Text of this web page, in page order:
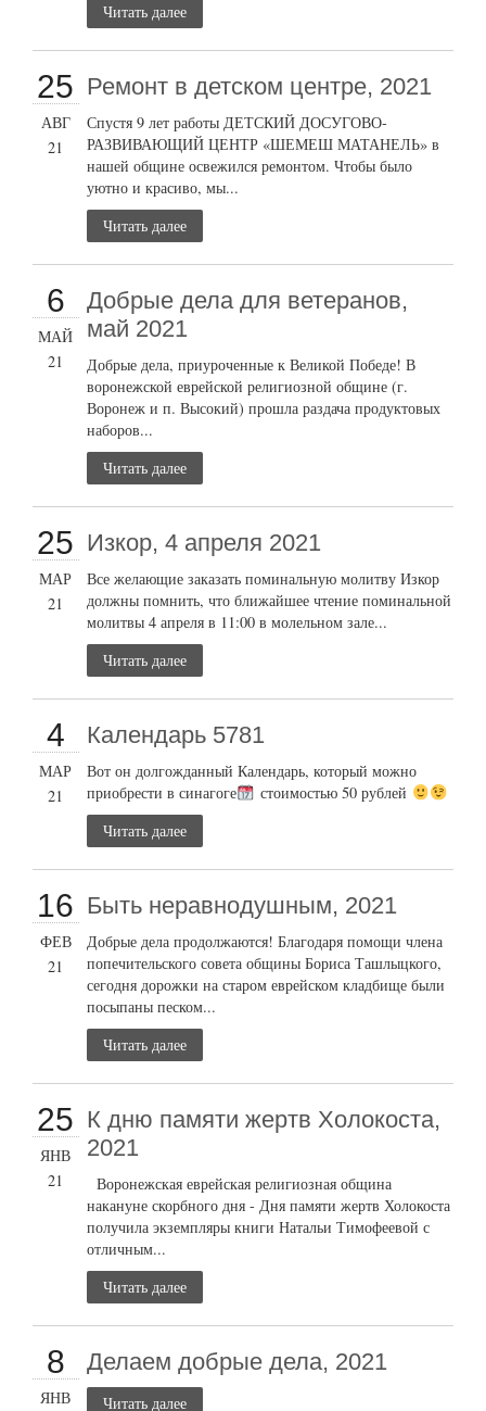
Читать далее
25
АВГ
21
Ремонт в детском центре, 2021
Спустя 9 лет работы ДЕТСКИЙ ДОСУГОВО-
РАЗВИВАЮЩИЙ ЦЕНТР «ШЕМЕШ МАТАНЕЛЬ» в
нашей общине освежился ремонтом. Чтобы было
уютно и красиво, мы...
Читать далее
6
МАЙ
21
Добрые дела для ветеранов,
май 2021
Добрые дела, приуроченные к Великой Победе! В
воронежской еврейской религиозной общине (г.
Воронеж и п. Высокий) прошла раздача продуктовых
наборов...
Читать далее
25
МАР
21
Изкор, 4 апреля 2021
Все желающие заказать поминальную молитву Изкор
должны помнить, что ближайшее чтение поминальной
молитвы 4 апреля в 11:00 в молельном зале...
Читать далее
4
МАР
21
Календарь 5781
Вот он долгожданный Календарь, который можно
приобрести в синагоге
стоимостью 50 рублей
Читать далее
16
ФЕВ
21
Быть неравнодушным, 2021
Добрые дела продолжаются! Благодаря помощи члена
попечительского совета общины Бориса Ташлыцкого,
сегодня дорожки на старом еврейском кладбище были
посыпаны песком...
Читать далее
25
ЯНВ
21
К дню памяти жертв Холокоста,
2021
Воронежская еврейская религиозная община
накануне скорбного дня - Дня памяти жертв Холокоста
получила экземпляры книги Натальи Тимофеевой с
отличным...
Читать далее
8
ЯНВ
Делаем добрые дела, 2021
Читать далее